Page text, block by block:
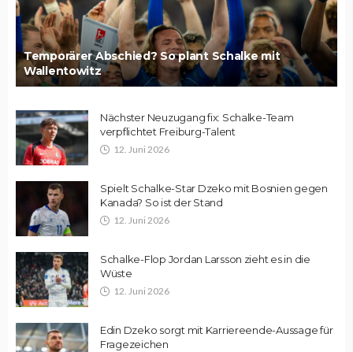
Temporärer Abschied? So plant Schalke mit
Wallentowitz
Nächster Neuzugang fix: Schalke-Team
verpflichtet Freiburg-Talent
12. Juni 2026
Spielt Schalke-Star Dzeko mit Bosnien gegen
Kanada? So ist der Stand
12. Juni 2026
Schalke-Flop Jordan Larsson zieht es in die
Wüste
12. Juni 2026
Edin Dzeko sorgt mit Karriereende-Aussage für
Fragezeichen